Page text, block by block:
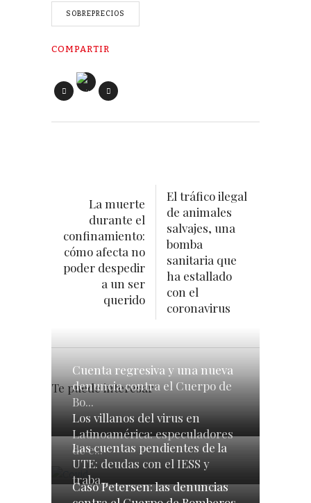
SOBREPRECIOS
COMPARTIR
La muerte
durante el
confinamiento:
cómo afecta no
poder despedir
a un ser
querido
El tráfico ilegal
de animales
salvajes, una
bomba
sanitaria que
ha estallado
con el
coronavirus
Te puede interesar
Cuenta regresiva y una nueva
denuncia contra el Cuerpo de
Bo...
Los villanos del virus en
Latinoamérica: especuladores
de e...
Las cuentas pendientes de la
UTE: deudas con el IESS y
traba...
Caso Petersen: las denuncias